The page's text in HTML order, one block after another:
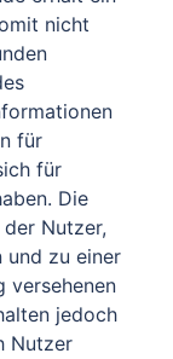
nicht
für
für
Die
Nutzer,
und zu einer
versehenen
jedoch
Nutzer